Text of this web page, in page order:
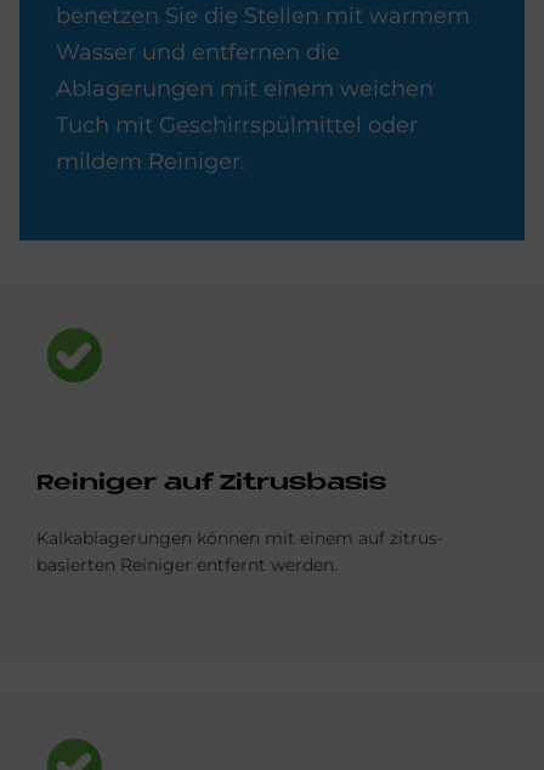
benetzen Sie die Stellen mit warmem
Wasser und entfernen die
Ablagerungen mit einem weichen
Tuch mit Geschirrspülmittel oder
mildem Reiniger.
Bild
Rei­ni­ger auf Zi­trus­ba­sis
Kalkablagerungen können mit einem auf zitrus-
basierten Reiniger entfernt werden.
Bild